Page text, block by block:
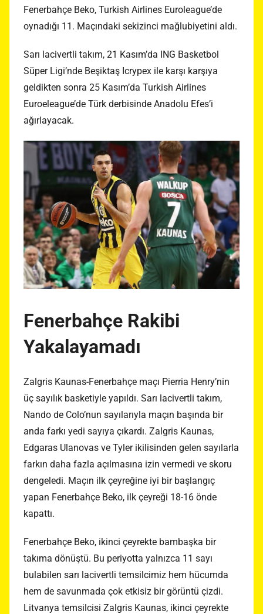
Fenerbahçe Beko, Turkish Airlines Euroleague’de
oynadığı 11. Maçındaki sekizinci mağlubiyetini aldı.
Sarı lacivertli takım, 21 Kasım’da ING Basketbol
Süper Ligi’nde Beşiktaş Icrypex ile karşı karşıya
geldikten sonra 25 Kasım’da Turkish Airlines
Euroeleague’de Türk derbisinde Anadolu Efes’i
ağırlayacak.
Fenerbahçe Rakibi
Yakalayamadı
Zalgris Kaunas-Fenerbahçe maçı Pierria Henry’nin
üç sayılık basketiyle yapıldı. Sarı lacivertli takım,
Nando de Colo’nun sayılarıyla maçın başında bir
anda farkı yedi sayıya çıkardı. Zalgris Kaunas,
Edgaras Ulanovas ve Tyler ikilisinden gelen sayılarla
farkın daha fazla açılmasına izin vermedi ve skoru
dengeledi. Maçın ilk çeyreğine iyi bir başlangıç
yapan Fenerbahçe Beko, ilk çeyreği 18-16 önde
kapattı.
Fenerbahçe Beko, ikinci çeyrekte bambaşka bir
takıma dönüştü. Bu periyotta yalnızca 11 sayı
bulabilen sarı lacivertli temsilcimiz hem hücumda
hem de savunmada çok etkisiz bir görüntü çizdi.
Litvanya temsilcisi Zalgris Kaunas, ikinci çeyrekte